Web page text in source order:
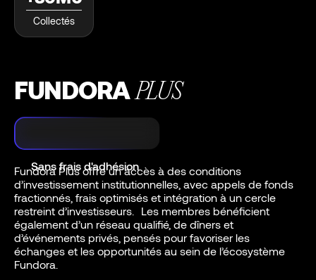
Collectés
FUNDORA PLUS
Sans frais d'adhésion
Fundora Plus offre un accès à des conditions
d’investissement institutionnelles, avec appels de fonds
fractionnés, frais optimisés et intégration à un cercle
restreint d’investisseurs. Les membres bénéficient
également d’un réseau qualifié, de dîners et
d’événements privés, pensés pour favoriser les
échanges et les opportunités au sein de l’écosystème
Fundora.